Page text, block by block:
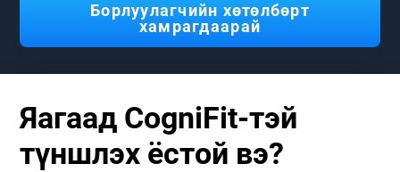
Борлуулагчийн хөтөлбөрт
хамрагдаарай
Яагаад CogniFit-тэй
түншлэх ёстой вэ?